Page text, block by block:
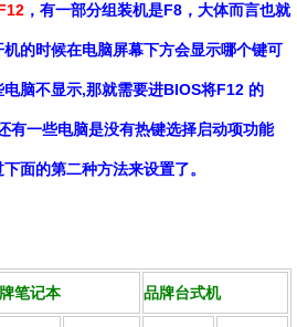
，有一部分组装机是F8，大体而言也就
的时候在电脑屏幕下方会显示哪个键可
电脑不显示,那就需要进BIOS将F12 的
有一些电脑是没有热键选择启动项功能
面的第二种方法来设置了。
笔记本 品牌台式机